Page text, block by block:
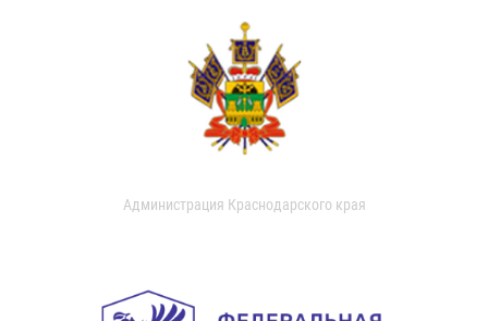
Администрация Краснодарского края